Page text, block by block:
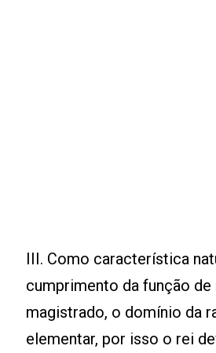
III. Como característica
cumprimento da função de
magistrado, o domínio da
elementar, por isso o rei